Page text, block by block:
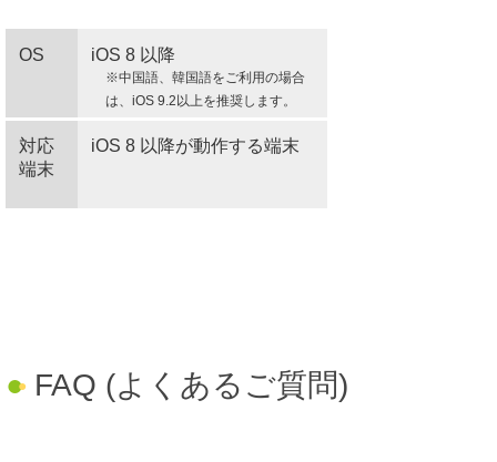
OS iOS 8 以降
※中国語、韓国語をご利用の場合
は、iOS 9.2以上を推奨します。
対応
端末
iOS 8 以降が動作する端末
●● FAQ (よくあるご質問)